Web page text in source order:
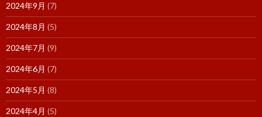
2024年9月 (7)
2024年8月 (5)
2024年7月 (9)
2024年6月 (7)
2024年5月 (8)
2024年4月 (5)